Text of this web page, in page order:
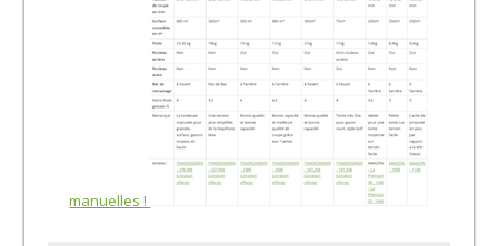
manuelles !